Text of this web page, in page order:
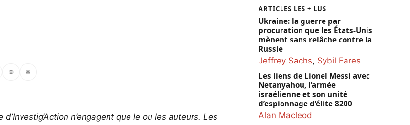
n’engagent que le ou les auteurs. Les
ARTICLES LES + LUS
Ukraine: la guerre par
procuration que les États-Unis
mènent sans relâche contre la
Russie
Jeffrey Sachs, Sybil Fares
Les liens de Lionel Messi avec
Netanyahou, l’armée
israélienne et son unité
d’espionnage d’élite 8200
Alan Macleod